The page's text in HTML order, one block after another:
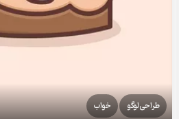
طراحی‌لوگو خواب